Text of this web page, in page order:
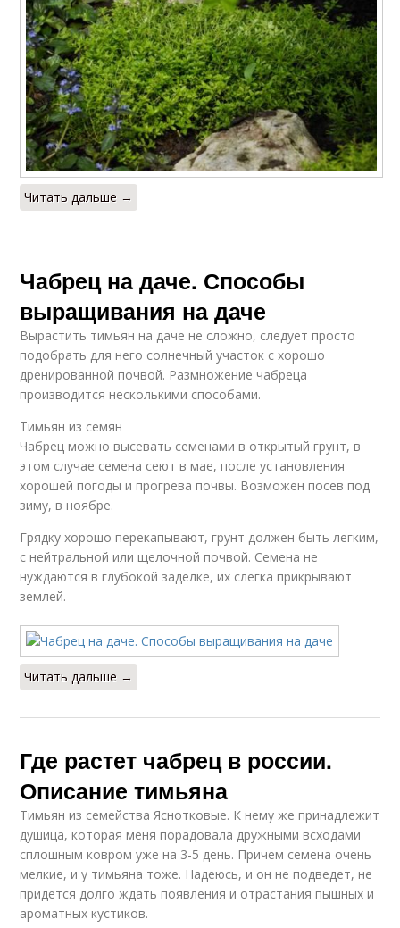
Читать дальше →
Чабрец на даче. Способы
выращивания на даче
Вырастить тимьян на даче не сложно, следует просто
подобрать для него солнечный участок с хорошо
дренированной почвой. Размножение чабреца
производится несколькими способами.
Тимьян из семян
Чабрец можно высевать семенами в открытый грунт, в
этом случае семена сеют в мае, после установления
хорошей погоды и прогрева почвы. Возможен посев под
зиму, в ноябре.
Грядку хорошо перекапывают, грунт должен быть легким,
с нейтральной или щелочной почвой. Семена не
нуждаются в глубокой заделке, их слегка прикрывают
землей.
Читать дальше →
Где растет чабрец в россии.
Описание тимьяна
Тимьян из семейства Яснотковые. К нему же принадлежит
душица, которая меня порадовала дружными всходами
сплошным ковром уже на 3-5 день. Причем семена очень
мелкие, и у тимьяна тоже. Надеюсь, и он не подведет, не
придется долго ждать появления и отрастания пышных и
ароматных кустиков.